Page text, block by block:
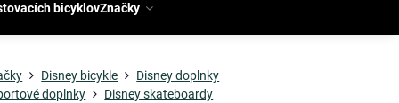
bicyklovZnačky
Disney bicykle
Disney doplnky
doplnky
Disney skateboardy